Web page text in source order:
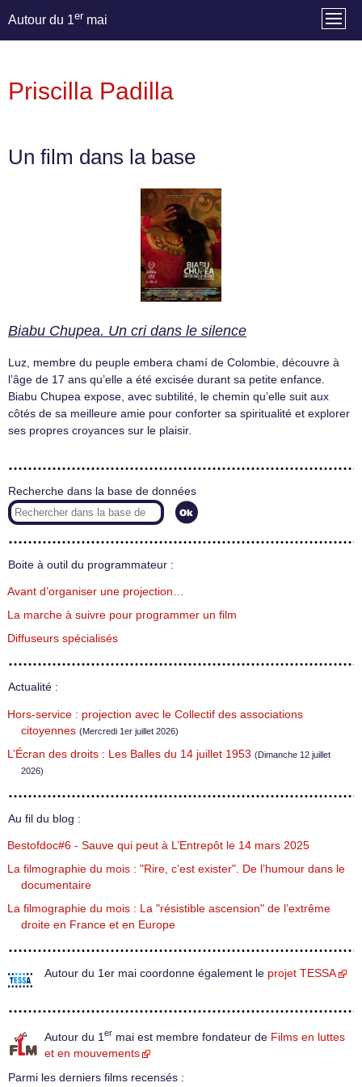
Autour du 1er mai
Priscilla Padilla
Un film dans la base
Biabu Chupea. Un cri dans le silence
Luz, membre du peuple embera chamí de Colombie, découvre à
l’âge de 17 ans qu’elle a été excisée durant sa petite enfance.
Biabu Chupea expose, avec subtilité, le chemin qu’elle suit aux
côtés de sa meilleure amie pour conforter sa spiritualité et explorer
ses propres croyances sur le plaisir.
Recherche dans la base de données
Boite à outil du programmateur :
Avant d’organiser une projection…
La marche à suivre pour programmer un film
Diffuseurs spécialisés
Actualité :
Hors-service : projection avec le Collectif des associations
citoyennes (Mercredi 1er juillet 2026)
L’Écran des droits : Les Balles du 14 juillet 1953 (Dimanche 12 juillet
2026)
Au fil du blog :
Bestofdoc#6 - Sauve qui peut à L’Entrepôt le 14 mars 2025
La filmographie du mois : "Rire, c’est exister". De l’humour dans le
documentaire
La filmographie du mois : La "résistible ascension" de l’extrême
droite en France et en Europe
Autour du 1er mai coordonne également le projet TESSA
Autour du 1 er mai est membre fondateur de Films en luttes
et en mouvements
Parmi les derniers films recensés :